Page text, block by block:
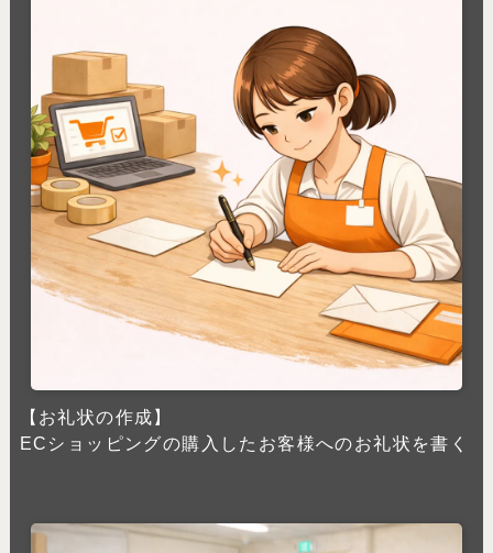
【お礼状の作成】
ECショッピングの購入したお客様へのお礼状を書く